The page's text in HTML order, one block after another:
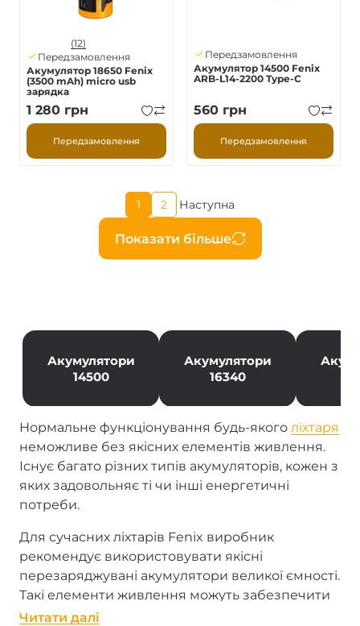
(12)
Передзамовлення
Акумулятор 18650 Fenix
(3500 mAh) micro usb
зарядка
1 280 грн
Передзамовлення
Передзамовлення
Акумулятор 14500 Fenix
ARB-L14-2200 Type-C
560 грн
Передзамовлення
Розбивка
на
сторінки
Показати більше
Поточна
сторінка
1
Page
2
Наступна
сторінка
Наступна
Акумулятори
14500
Акумулятори
16340
Нормальне функціонування будь-якого ліхтаря
неможливе без якісних елементів живлення.
Існує багато різних типів акумуляторів, кожен з
яких задовольняє ті чи інші енергетичні
потреби.
Для сучасних ліхтарів Fenix виробник
рекомендує використовувати якісні
перезаряджувані акумулятори великої ємності.
Такі елементи живлення можуть забезпечити
тривалий час роботи ліхтаря без необхідності
Читати далi